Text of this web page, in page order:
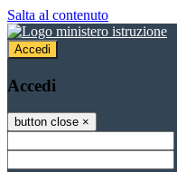
Salta al contenuto
Accedi
Accedi
button close ×